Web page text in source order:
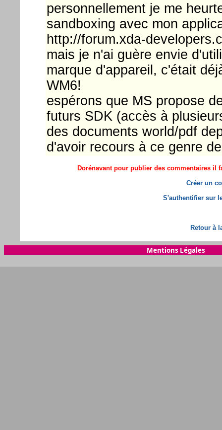
personnellement je me
sandboxing avec mon
http://forum.xda-
mais je n'ai guère envie
marque d'appareil, c'était
WM6!
espérons que MS propose
futurs SDK (accès à
des documents world/pdf
d'avoir recours à ce genre
Dorénavant pour publier des commentaires il
Créer un
S'authentifier sur
Retour à
Mentions Légales